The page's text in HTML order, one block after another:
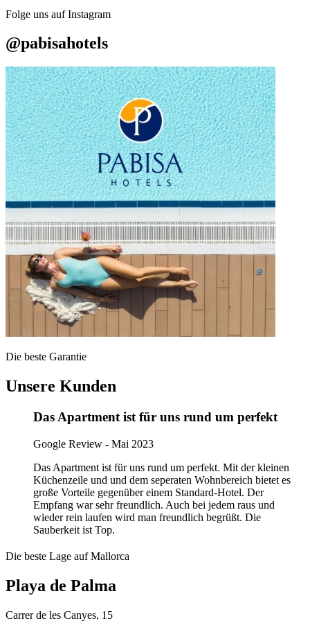
Folge uns auf Instagram
@pabisahotels
Die beste Garantie
Unsere Kunden
Das Apartment ist für uns rund um perfekt
Google Review - Mai 2023
Das Apartment ist für uns rund um perfekt. Mit der kleinen
Küchenzeile und und dem seperaten Wohnbereich bietet es
große Vorteile gegenüber einem Standard-Hotel. Der
Empfang war sehr freundlich. Auch bei jedem raus und
wieder rein laufen wird man freundlich begrüßt. Die
Sauberkeit ist Top.
Die beste Lage auf Mallorca
Playa de Palma
Carrer de les Canyes, 15